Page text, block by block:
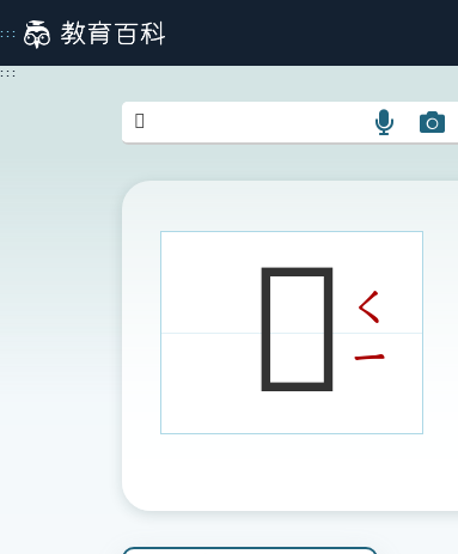
到
主
:::
:::
語
搜
圖
圖
搜
𦖊ㄑ
ㄧ